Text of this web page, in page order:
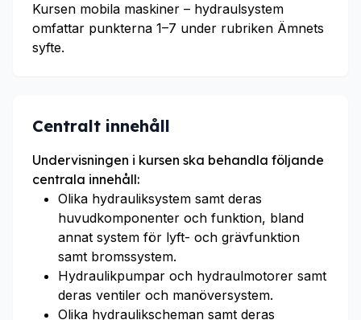
Kursen mobila maskiner – hydraulsystem
omfattar punkterna 1–7 under rubriken Ämnets
syfte.
Centralt innehåll
Undervisningen i kursen ska behandla följande
centrala innehåll:
Olika hydrauliksystem samt deras
huvudkomponenter och funktion, bland
annat system för lyft- och grävfunktion
samt bromssystem.
Hydraulikpumpar och hydraulmotorer samt
deras ventiler och manöversystem.
Olika hydraulikscheman samt deras